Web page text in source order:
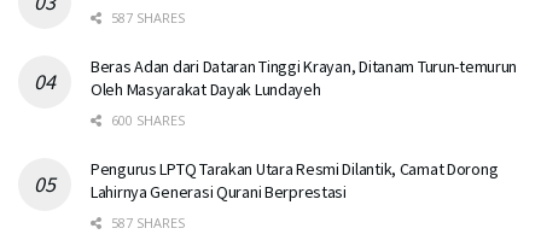
587 SHARES
Beras Adan dari Dataran Tinggi Krayan, Ditanam Turun-temurun
Oleh Masyarakat Dayak Lundayeh
600 SHARES
Pengurus LPTQ Tarakan Utara Resmi Dilantik, Camat Dorong
Lahirnya Generasi Qurani Berprestasi
587 SHARES